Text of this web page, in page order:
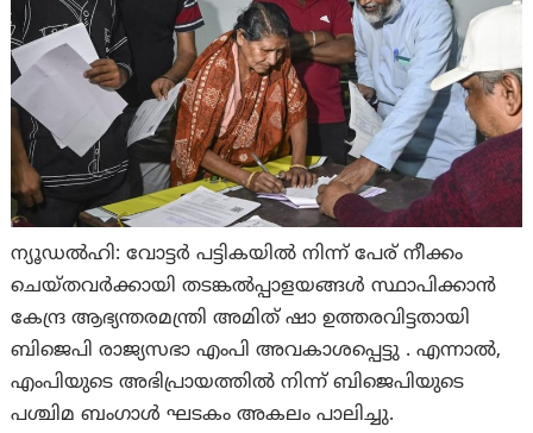
ന്യൂഡൽഹി: വോട്ടർ പട്ടികയിൽ നിന്ന് പേര് നീക്കം
ചെയ്തവർക്കായി തടങ്കൽപ്പാളയങ്ങൾ സ്ഥാപിക്കാൻ
കേന്ദ്ര ആഭ്യന്തരമന്ത്രി അമിത് ഷാ ഉത്തരവിട്ടതായി
ബിജെപി രാജ്യസഭാ എംപി അവകാശപ്പെട്ടു . എന്നാല്‍,
എംപിയുടെ അഭിപ്രായത്തിൽ നിന്ന് ബിജെപിയുടെ
പശ്ചിമ ബംഗാൾ ഘടകം അകലം പാലിച്ചു.